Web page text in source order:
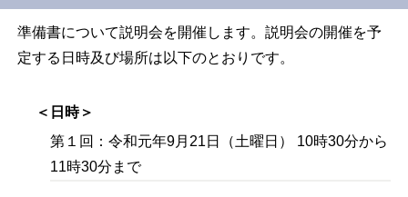
準備書について説明会を開催します。説明会の開催を予
定する日時及び場所は以下のとおりです。
＜日時＞
第１回：令和元年9月21日（土曜日） 10時30分から
11時30分まで